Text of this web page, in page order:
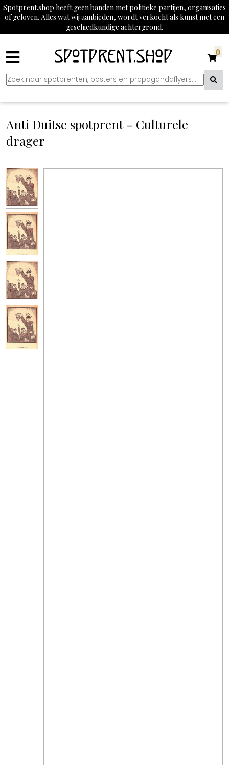
Spotprent.shop heeft geen banden met politieke partijen, organisaties
of geloven. Alles wat wij aanbieden, wordt verkocht als kunst met een
geschiedkundige achtergrond.
0
Anti Duitse spotprent - Culturele
drager